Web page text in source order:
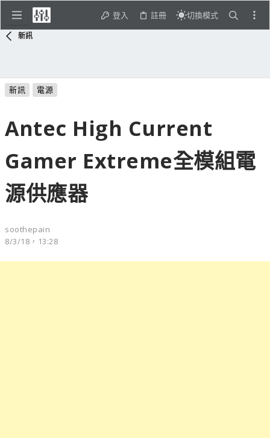
登入 註冊 切換模式
新訊
新訊 電源
Antec High Current
Gamer Extreme全模組電
源供應器
soothepain
8/3/18，13:28